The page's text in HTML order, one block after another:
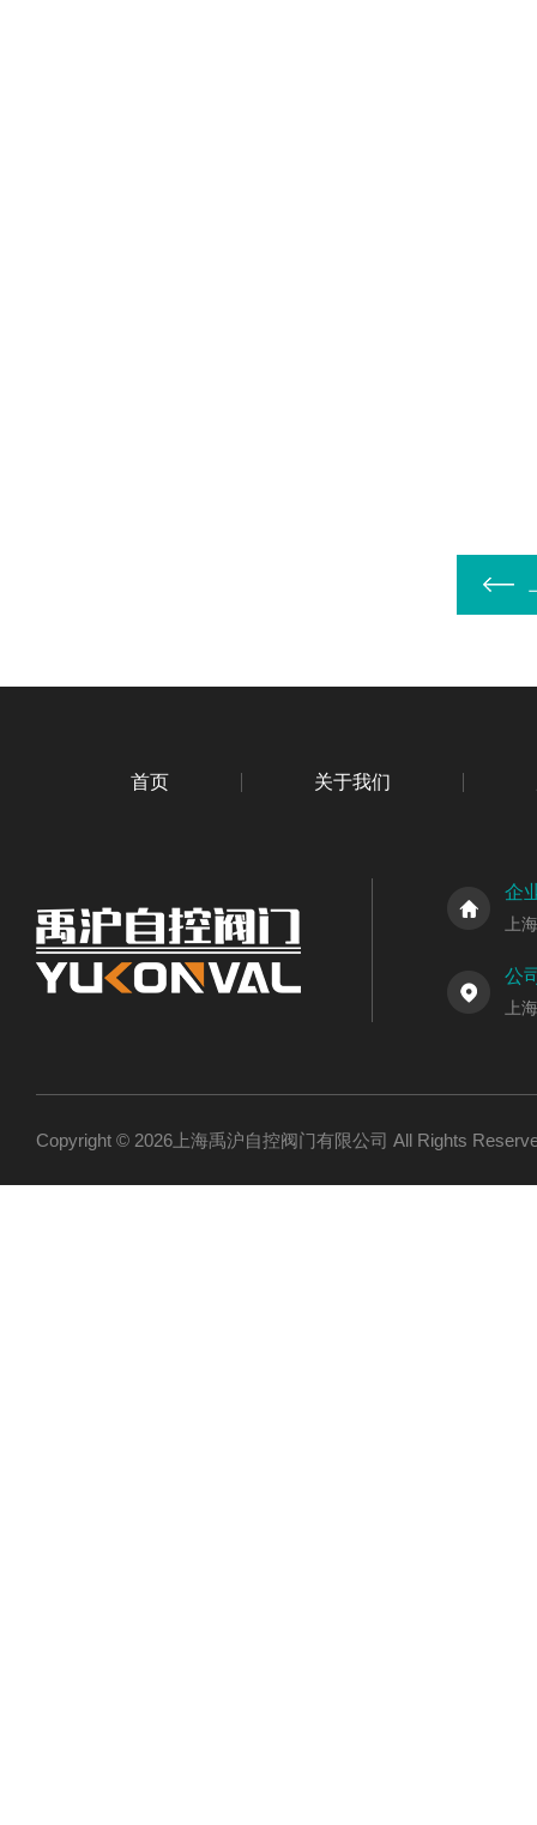
首页 关于我们
企
上
公
上
Copyright © 2026上海禹沪自控阀门有限公司 All Rights